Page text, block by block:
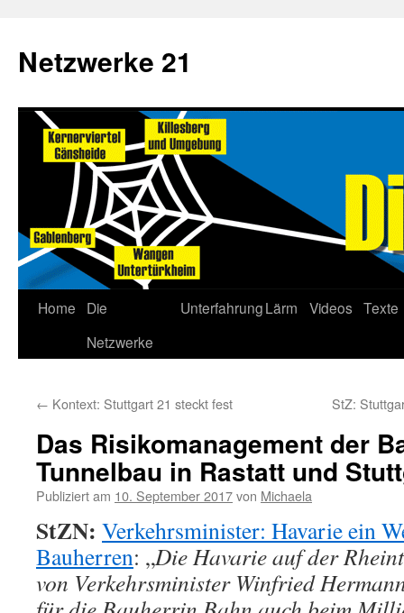
Netzwerke 21
Home
Die
Netzwerke
UnterfahrungLärm Videos Texte
← Kontext: Stuttgart 21 steckt fest StZ:
Das Risikomanagement der
Tunnelbau in Rastatt und
Publiziert am 10. September 2017von Michaela
StZN: Verkehrsminister: Havarie ein
Bauherren: „Die Havarie auf der
von Verkehrsminister Winfried